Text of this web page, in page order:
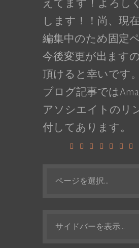
えてます！よろし
します！！尚、現
編集中のため固定
今後変更が出ます
頂けると幸いです
ブログ記事では
アソシエイトのリ
付してあります。
ページを選択...
サイドバーを表示...